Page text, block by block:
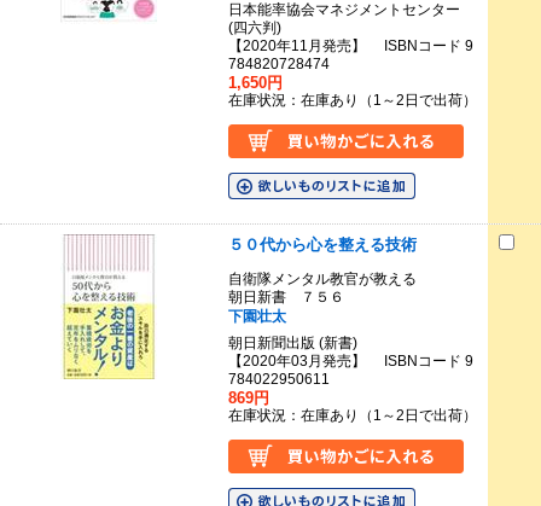
日本能率協会マネジメントセンター
(四六判)
【2020年11月発売】 ISBNコード 9
784820728474
1,650円
在庫状況：在庫あり（1～2日で出荷）
５０代から心を整える技術
自衛隊メンタル教官が教える
朝日新書 ７５６
下園壮太
朝日新聞出版 (新書)
【2020年03月発売】 ISBNコード 9
784022950611
869円
在庫状況：在庫あり（1～2日で出荷）